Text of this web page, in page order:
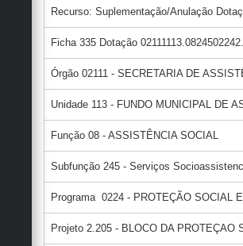
Recurso: Suplementação/Anulação
Ficha 335 Dotação
Órgão 02111 - SECRETARIA DE
Unidade 113 - FUNDO MUNICIPAL DE
Função 08 - ASSISTÊNCIA SOCIAL
Subfunção 245 - Serviços
Programa 0224 - PROTEÇÃO SOCIAL
Projeto 2.205 - BLOCO DA PROTEÇAO